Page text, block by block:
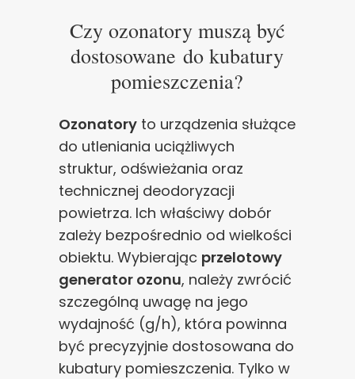
Czy ozonatory muszą być
dostosowane do kubatury
pomieszczenia?
Ozonatory to urządzenia służące
do utleniania uciążliwych
struktur, odświeżania oraz
technicznej deodoryzacji
powietrza. Ich właściwy dobór
zależy bezpośrednio od wielkości
obiektu. Wybierając przelotowy
generator ozonu, należy zwrócić
szczególną uwagę na jego
wydajność (g/h), która powinna
być precyzyjnie dostosowana do
kubatury pomieszczenia. Tylko w